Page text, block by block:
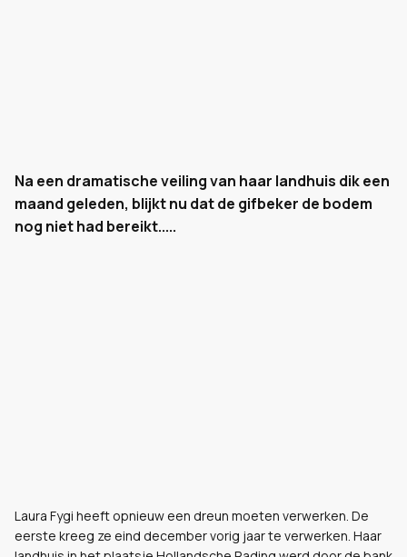
Na een dramatische veiling van haar landhuis dik een
maand geleden, blijkt nu dat de gifbeker de bodem
nog niet had bereikt.....
Laura Fygi heeft opnieuw een dreun moeten verwerken. De
eerste kreeg ze eind december vorig jaar te verwerken. Haar